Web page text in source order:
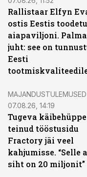
Rallistaar Elfyn
ostis Eestis
aiapaviljoni.
juht: see on
Eesti
MAJANDUSTULEMUSED
07.08.26, 14:19
Tugeva käibehüppe
teinud tööstusidu
Fractory jäi veel
kahjumisse. “Selle
siht on 20 miljonit”